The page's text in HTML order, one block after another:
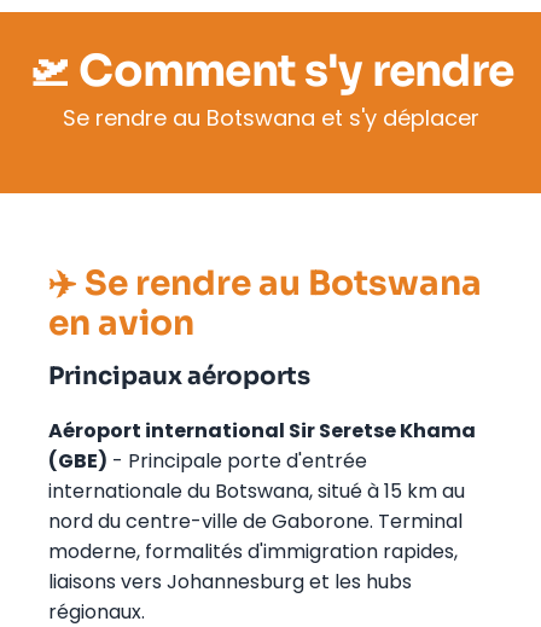
🛫 Comment s'y rendre
Se rendre au Botswana et s'y déplacer
✈️ Se rendre au Botswana
en avion
Principaux aéroports
Aéroport international Sir Seretse Khama
(GBE) - Principale porte d'entrée
internationale du Botswana, situé à 15 km au
nord du centre-ville de Gaborone. Terminal
moderne, formalités d'immigration rapides,
liaisons vers Johannesburg et les hubs
régionaux.